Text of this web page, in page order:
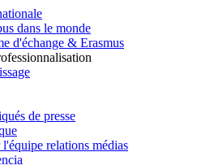
dans le monde
d'échange & Erasmus
de presse
relations médias